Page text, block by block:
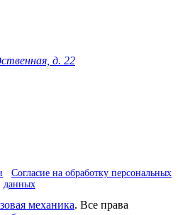
д. 22
Согласие на обработку персональных
данных
механика. Все права